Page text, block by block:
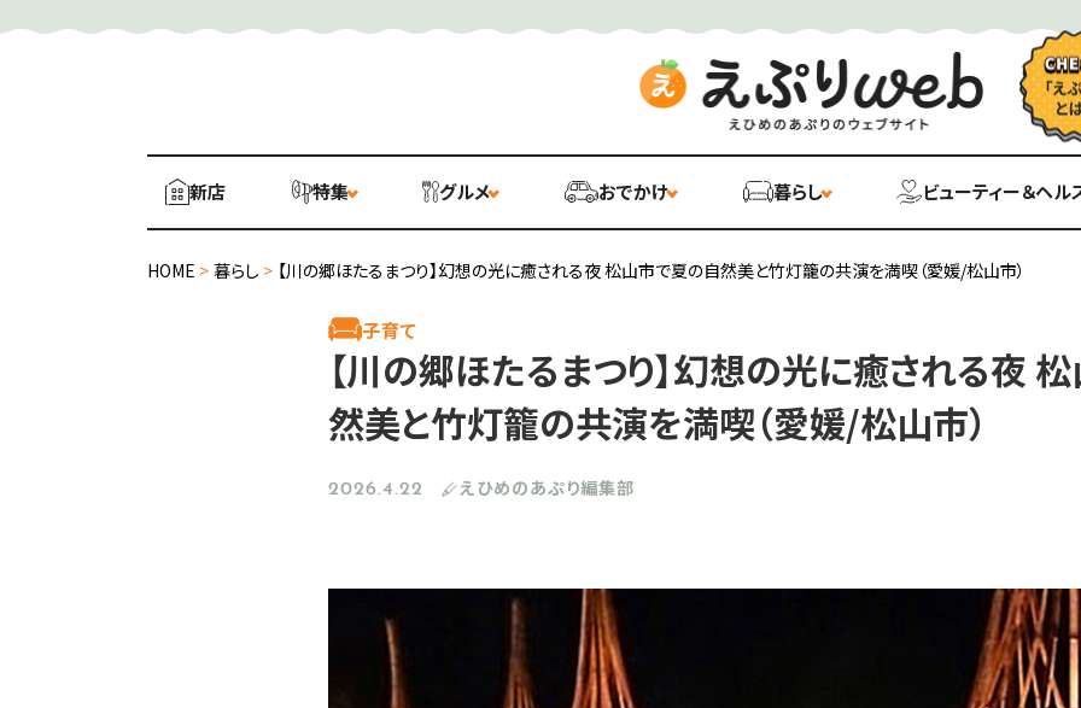
新店 特集 グルメ おでかけ 暮らし ビューティー＆ヘル
HOME > 暮らし > 【川の郷ほたるまつり】幻想の光に癒される夜 松山市で夏の自然美と竹灯籠の共演を満喫（愛媛/松山市）
子育て
【川の郷ほたるまつり】幻想の光に癒される夜
然美と竹灯籠の共演を満喫（愛媛/松山市）
2026.4.22 えひめのあぷり編集部